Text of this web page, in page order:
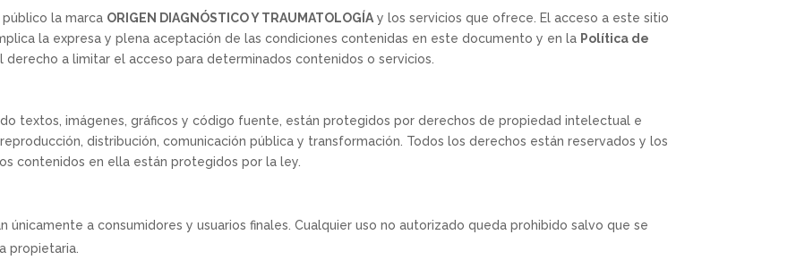
la marca ORIGEN DIAGNÓSTICO Y TRAUMATOLOGÍA y los servicios que ofrece. El acceso a este sitio
la expresa y plena aceptación de las condiciones contenidas en este documento y en la Política de
derecho a limitar el acceso para determinados contenidos o servicios.
textos, imágenes, gráficos y código fuente, están protegidos por derechos de propiedad intelectual e
distribución, comunicación pública y transformación. Todos los derechos están reservados y los
contenidos en ella están protegidos por la ley.
a consumidores y usuarios finales. Cualquier uso no autorizado queda prohibido salvo que se
propietaria.